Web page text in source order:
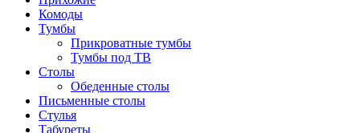
Комоды
Тумбы
Прикроватные тумбы
Тумбы под ТВ
Столы
Обеденные столы
Письменные столы
Стулья
Табуреты